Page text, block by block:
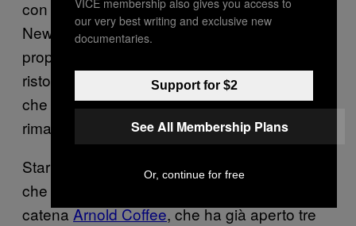
con l’aggiunta di acqua,” dice a VICE
News Andrea Cova, 29 anni, fondatore e
proprietario della compagnia di
ristorazione
Soul Kitchen. “Qui ancora più
che altrove, caffè americano da portare via
rimarrà il loro prodotto di riferimento.”
Starbucks potrebbe comunque accorgersi
che il suo rivale principale è la mini-
catenaArnold Coffee, che ha già aperto tre
our very best writing and exclusive new
documentaries.
Support for $2
See All Membership Plans
Or, continue for free